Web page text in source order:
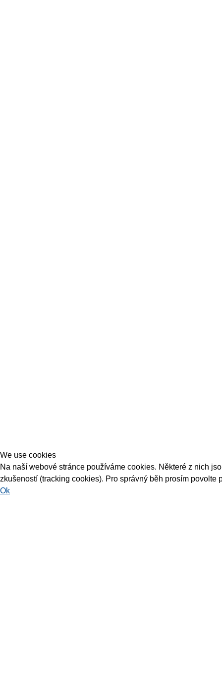
We use cookies
Na naší webové stránce používáme cookies. Některé z nich
zkušeností (tracking cookies). Pro správný běh prosím povolte
Ok